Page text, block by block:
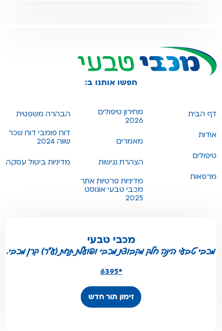
חפשו אותנו ב:
דף הבית
אודות
טיפולים
מרפאות
מחירון טיפולים
2026
מאמרים
הצהרת נגישות
מדיניות פרטיות אתר
מכבי טבעי אוגוסט
2025
הבהרה משפטית
דוח פומבי דוח שכר
שווה 2024
מדיניות ביטול עסקה
מכבי טבעי
מכבי טבעי הינה חלק מקבוצת מכבי ופועלת תחת (ע"ר) קרן מכבי.
*6395
זימון תור חדש